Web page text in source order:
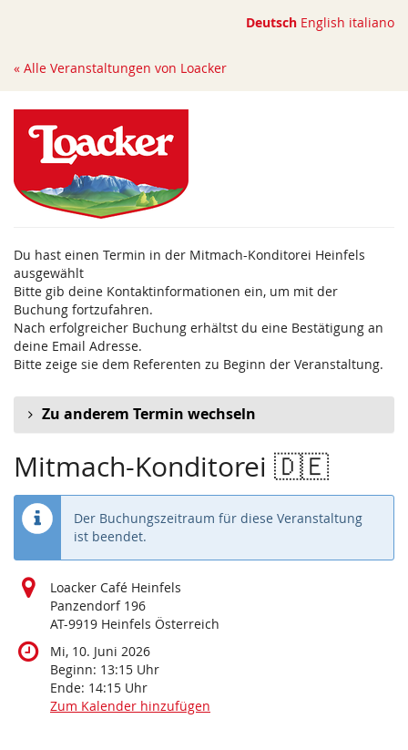
springen
Deutsch English italiano
« Alle Veranstaltungen von Loacker
Du hast einen Termin in der Mitmach-Konditorei Heinfels
ausgewählt
Bitte gib deine Kontaktinformationen ein, um mit der
Buchung fortzufahren.
Nach erfolgreicher Buchung erhältst du eine Bestätigung an
deine Email Adresse.
Bitte zeige sie dem Referenten zu Beginn der Veranstaltung.
Zu anderem Termin wechseln
Mitmach-Konditorei 🇩🇪
Der Buchungszeitraum für diese Veranstaltung
ist beendet.
Loacker Café Heinfels
Panzendorf 196
AT-9919 Heinfels Österreich
Mi, 10. Juni 2026
Beginn: 13:15 Uhr
Ende: 14:15 Uhr
Zum Kalender hinzufügen